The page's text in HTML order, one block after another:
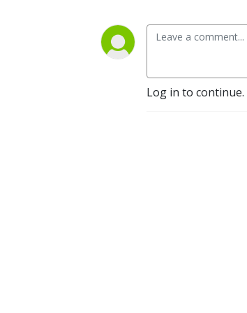
Log in to continue.